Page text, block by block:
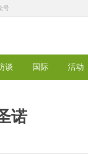
号
谈 国际 活动
诺